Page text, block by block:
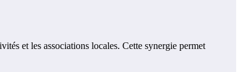
et les associations locales. Cette synergie permet